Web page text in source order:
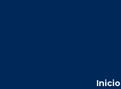
Inicio